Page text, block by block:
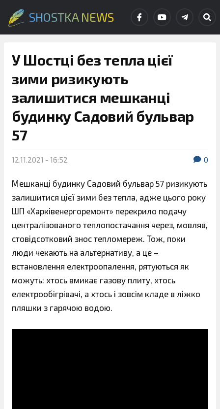
SHOSTKA NEWS
У Шостці без тепла цієї
зими ризикують
залишитися мешканці
будинку Садовий бульвар
57
12.11.2021 - 16:52 0
Мешканці будинку Садовий бульвар 57 ризикують
залишитися цієї зими без тепла, адже цього року
ШП «Харківенергоремонт» перекрило подачу
централізованого теплопостачання через, мовляв,
стовідсотковий знос тепломереж. Тож, поки
люди чекають на альтернативу, а це –
встановлення електроопалення, рятуються як
можуть: хтось вмикає газову плиту, хтось
електрообігрівачі, а хтось і зовсім кладе в ліжко
пляшки з гарячою водою.